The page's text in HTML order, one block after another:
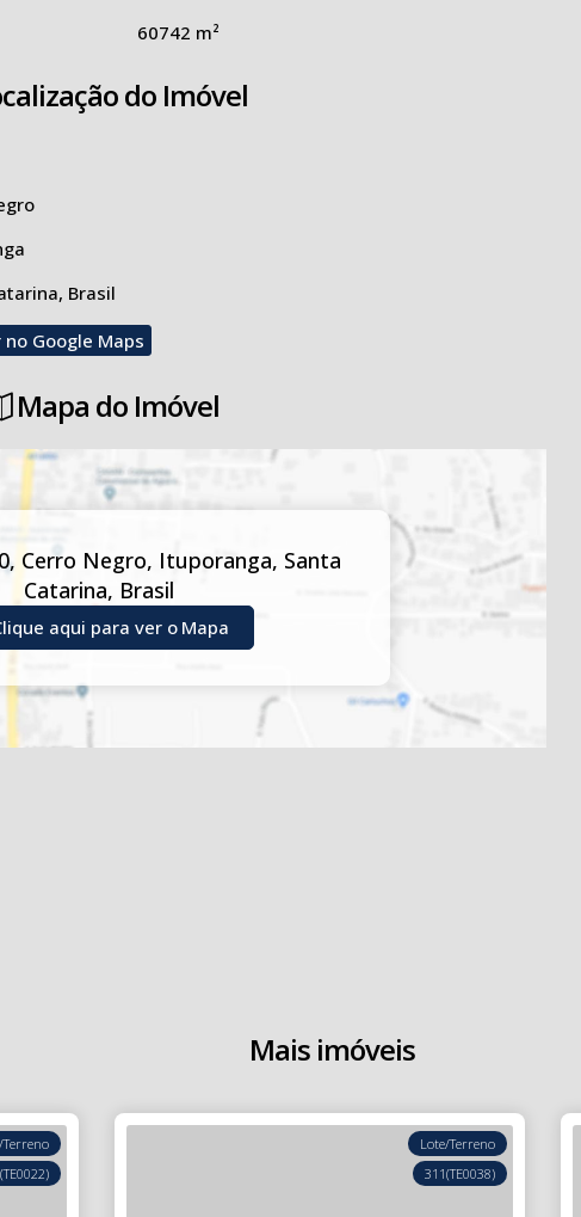
atividade rural
60742 m²
do Imóvel
Brasil
Google Maps
Mapa do Imóvel
, Cerro Negro, Ituporanga, Santa
Catarina, Brasil
aqui para ver o Mapa
Mais imóveis
(TE0022)
Terreno
311(TE0038)
Lote/Terreno